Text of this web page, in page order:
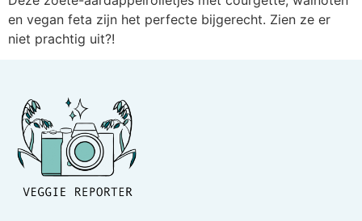
en vegan feta zijn het perfecte bijgerecht. Zien ze er
niet prachtig uit?!